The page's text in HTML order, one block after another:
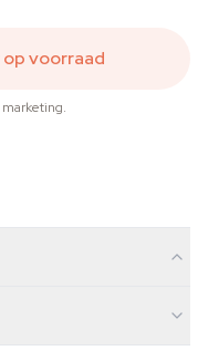
voorraad